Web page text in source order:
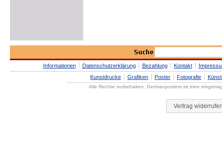
Informationen Datenschutzerklärung Bezahlung Kontakt
Kunstdrucke
Grafiken Poster Fotografie
Alle Rechte vorbehalten. Germanposters ist eine
Vertrag